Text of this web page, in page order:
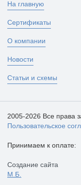
На главную
Сертификаты
О компании
Новости
Статьи и схемы
2005-2026 Все права
Пользовательское
Принимаем к оплате:
Создание сайта
М.Б.